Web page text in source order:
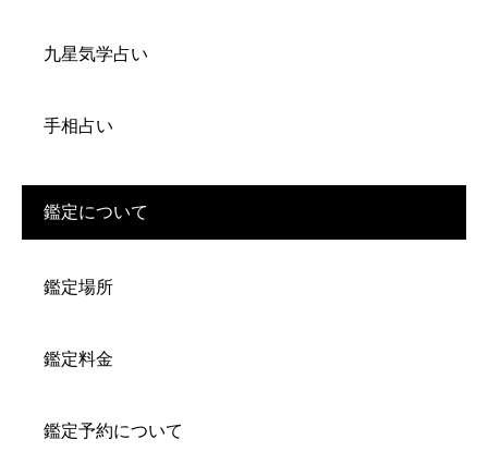
九星気学占い
手相占い
鑑定について
鑑定場所
鑑定料金
鑑定予約について